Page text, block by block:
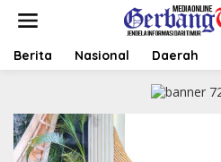
t
Berita Nasional Daerah